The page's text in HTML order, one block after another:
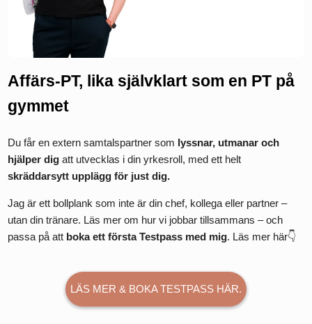
Affärs‑PT, lika självklart som en PT på
gymmet
Du får en extern samtalspartner som lyssnar, utmanar och
hjälper digatt utvecklas i din yrkesroll, med ett helt
skräddarsytt upplägg för just dig.
Jag är ett bollplank som inte är din chef, kollega eller partner –
utan din tränare. Läs mer om hur vi jobbar tillsammans – och
passa på att boka ett första Testpass med mig. Läs mer här👇
LÄS MER & BOKA TESTPASS HÄR.